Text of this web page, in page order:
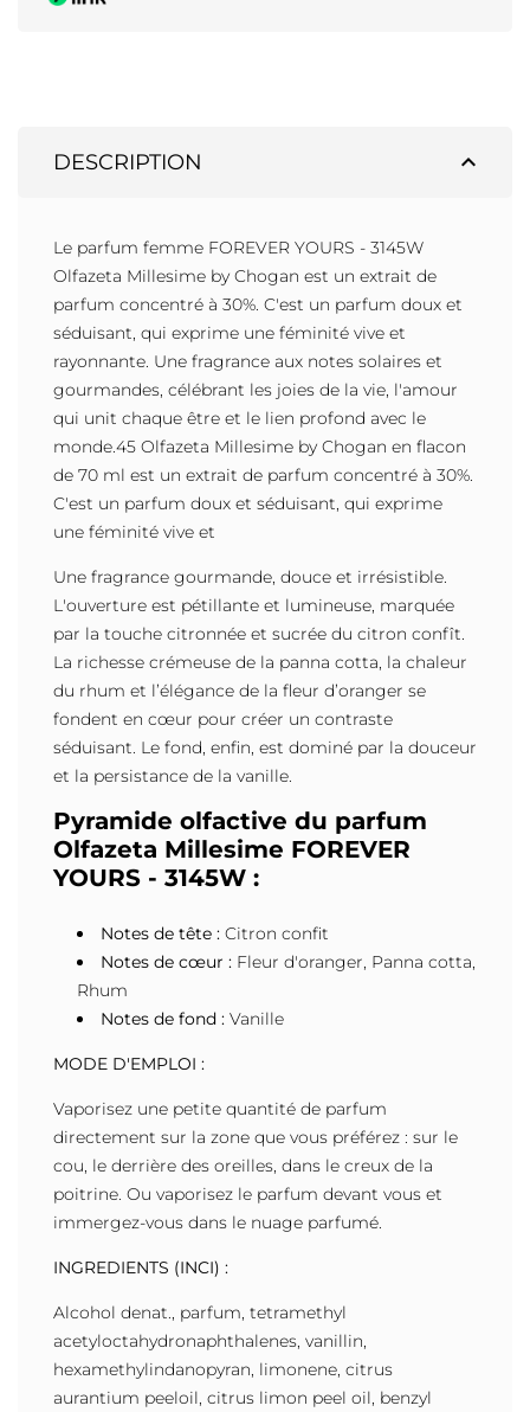
expand_less
DESCRIPTION
Le parfum femme FOREVER YOURS - 3145W
Olfazeta Millesime by Chogan est un extrait de
parfum concentré à 30%. C'est un parfum doux et
séduisant, qui exprime une féminité vive et
rayonnante. Une fragrance aux notes solaires et
gourmandes, célébrant les joies de la vie, l'amour
qui unit chaque être et le lien profond avec le
monde.45 Olfazeta Millesime by Chogan en flacon
de 70 ml est un extrait de parfum concentré à 30%.
C'est un parfum doux et séduisant, qui exprime
une féminité vive et
Une fragrance gourmande, douce et irrésistible.
L'ouverture est pétillante et lumineuse, marquée
par la touche citronnée et sucrée du citron confît.
La richesse crémeuse de la panna cotta, la chaleur
du rhum et l’élégance de la fleur d’oranger se
fondent en cœur pour créer un contraste
séduisant. Le fond, enfin, est dominé par la douceur
et la persistance de la vanille.
Pyramide olfactive du parfum
Olfazeta Millesime FOREVER
YOURS - 3145W :
Notes de tête : Citron confit
Notes de cœur : Fleur d'oranger, Panna cotta,
Rhum
Notes de fond : Vanille
MODE D'EMPLOI :
Vaporisez une petite quantité de parfum
directement sur la zone que vous préférez : sur le
cou, le derrière des oreilles, dans le creux de la
poitrine. Ou vaporisez le parfum devant vous et
immergez-vous dans le nuage parfumé.
INGREDIENTS (INCI) :
Alcohol denat., parfum, tetramethyl
acetyloctahydronaphthalenes, vanillin,
hexamethylindanopyran, limonene, citrus
aurantium peeloil, citrus limon peel oil, benzyl